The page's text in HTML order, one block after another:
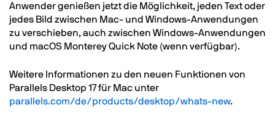
Anwender genießen jetzt die Möglichkeit, jeden Text oder
jedes Bild zwischen Mac- und Windows-Anwendungen
zu verschieben, auch zwischen Windows-Anwendungen
und macOS Monterey Quick Note (wenn verfügbar).
Weitere Informationen zu den neuen Funktionen von
Parallels Desktop 17 für Mac unter
parallels.com/de/products/desktop/whats-new.